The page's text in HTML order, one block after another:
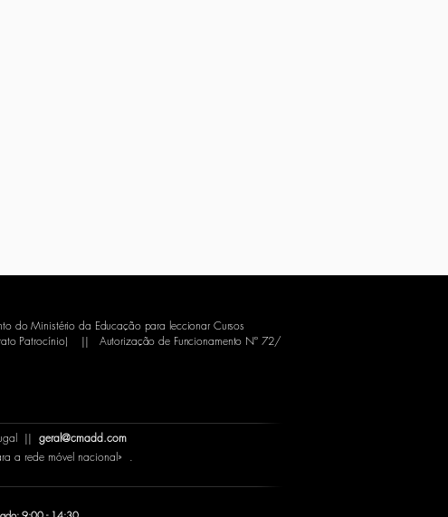
do Ministério da Educação para leccionar Cursos
Patrocínio) || Autorização de Funcionamento Nº 72/
|| geral@cmadd.com
a rede móvel nacional» .